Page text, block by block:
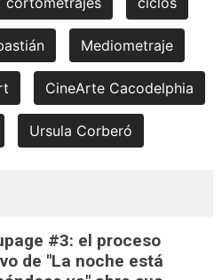
Mediometraje
CineArte Cacodelphia
Ursula Corberó
#3: el proceso
de "La noche está